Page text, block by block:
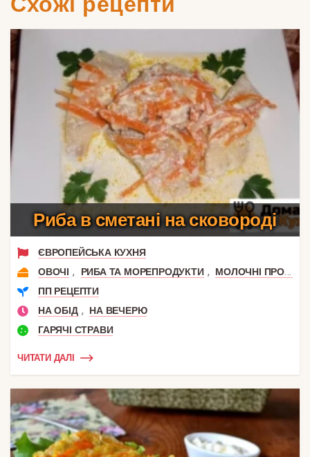
Риба в сметані на сковороді
ЄВРОПЕЙСЬКА КУХНЯ
ОВОЧІ , РИБА ТА МОРЕПРОДУКТИ ,
МОЛОЧНІ ПРОДУКТИ
ПП РЕЦЕПТИ
НА ОБІД ,
НА ВЕЧЕРЮ
ГАРЯЧІ СТРАВИ
ЧИТАТИ ДАЛІ